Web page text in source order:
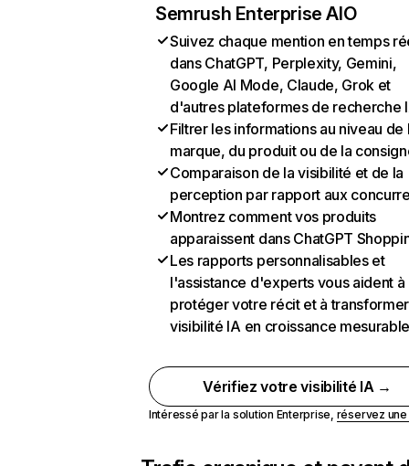
Semrush Enterprise AIO
Suivez chaque mention en temps
dans ChatGPT, Perplexity, Gemini,
Google AI Mode, Claude, Grok et
d'autres plateformes de recherche
Filtrer les informations au niveau de
marque, du produit ou de la
Comparaison de la visibilité et de la
perception par rapport aux
Montrez comment vos produits
apparaissent dans ChatGPT
Les rapports personnalisables et
l'assistance d'experts vous aident à
protéger votre récit et à
visibilité IA en croissance
Vérifiez votre visibilité IA →
Intéressé par la solution Enterprise, réservez